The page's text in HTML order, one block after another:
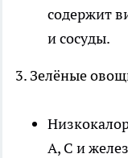
содержит
и сосуды.
3. Зелёные
A, C и